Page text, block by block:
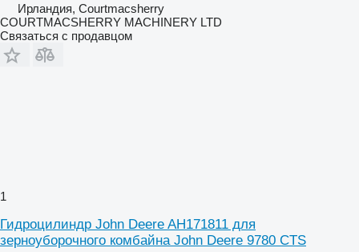
Ирландия, Courtmacsherry
COURTMACSHERRY MACHINERY LTD
Связаться с продавцом
1
Гидроцилиндр John Deere AH171811 для
зерноуборочного комбайна John Deere 9780 CTS